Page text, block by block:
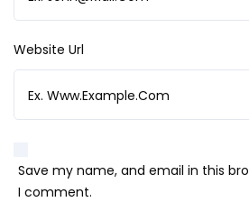
Website Url
Save my name, and email in this
I comment.